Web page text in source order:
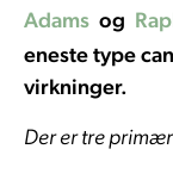
Adams og
eneste type
virkninger.
Der er tre